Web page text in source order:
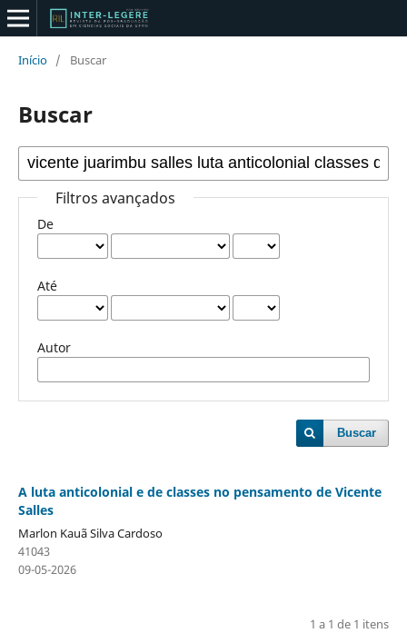
Início / Buscar
Buscar
Filtros avançados
De
Até
Autor
Buscar
A luta anticolonial e de classes no pensamento de Vicente
Salles
Marlon Kauã Silva Cardoso
41043
09-05-2026
1 a 1 de 1 itens